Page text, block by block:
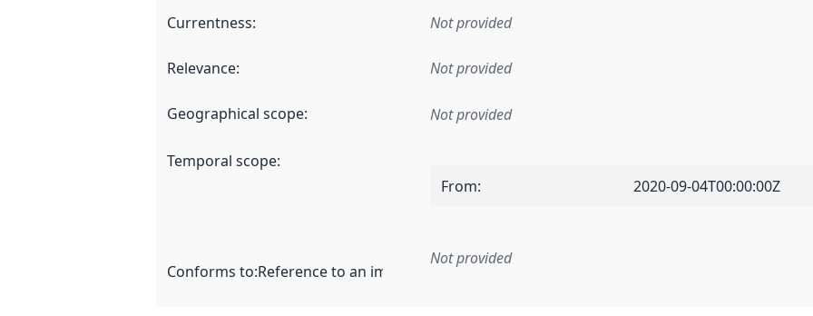
Currentness: Not provided
Relevance: Not provided
Geographical scope: Not provided
Temporal scope:
From: 2020-09-04T00:00:00Z
Conforms to:Reference to an implementation rule or other specification that forms the basis
Not provided